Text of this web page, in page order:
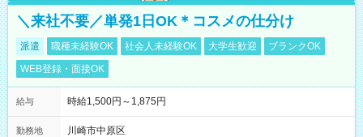
＼来社不要／単発1日OK＊コスメの仕分け
派遣 職種未経験OK 社会人未経験OK 大学生歓迎
ブランクOK
WEB登録・面接OK
給与 時給1,500円～1,875円
勤務地
川崎市中原区